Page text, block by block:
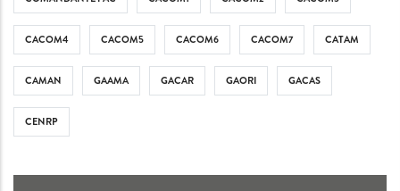
CACOM4 CACOM5 CACOM6 CACOM7 CATAM
CAMAN GAAMA GACAR GAORI GACAS
CENRP